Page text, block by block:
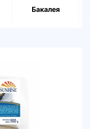
Бакалея